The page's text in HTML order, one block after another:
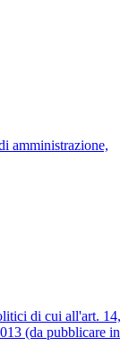
amministrazione,
di cui all'art. 14,
(da pubblicare in